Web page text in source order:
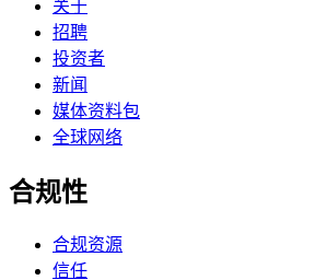
关于
招聘
投资者
新闻
媒体资料包
全球网络
合规性
合规资源
信任